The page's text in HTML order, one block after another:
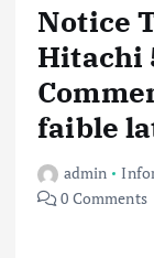
Notice
Hitachi
faible
admin
0 Comments